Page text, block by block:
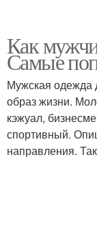
Советы для
Как
Самые
Мужская одежда
образ жизни.
кэжуал,
спортивный.
направления.